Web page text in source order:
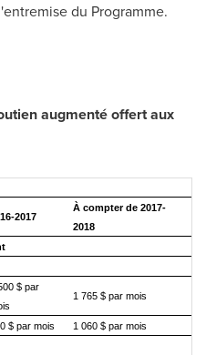
du Programme.
augmenté offert aux
2017
À compter de 2017-
2018
$ par
1 765 $ par mois
$ par mois
1 060 $ par mois